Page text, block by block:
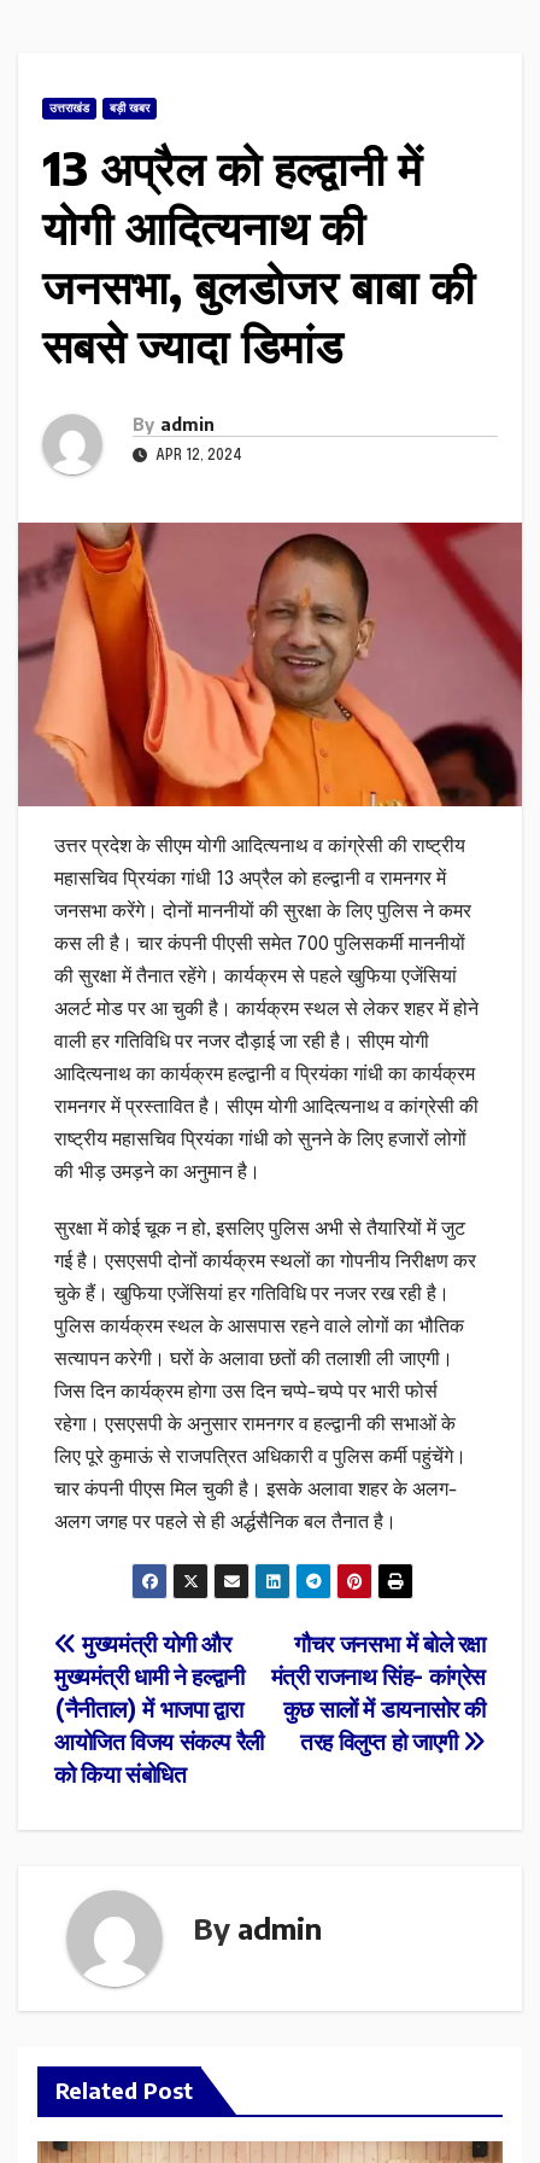
उत्तराखंड बड़ी खबर
13 अप्रैल को हल्द्वानी में
योगी आदित्यनाथ की
जनसभा, बुलडोजर बाबा की
सबसे ज्यादा डिमांड
By admin
APR 12, 2024
उत्तर प्रदेश के सीएम योगी आदित्यनाथ व कांग्रेसी की राष्ट्रीय
महासचिव प्रियंका गांधी 13 अप्रैल को हल्द्वानी व रामनगर में
जनसभा करेंगे। दोनों माननीयों की सुरक्षा के लिए पुलिस ने कमर
कस ली है। चार कंपनी पीएसी समेत 700 पुलिसकर्मी माननीयों
की सुरक्षा में तैनात रहेंगे। कार्यक्रम से पहले खुफिया एजेंसियां
अलर्ट मोड पर आ चुकी है। कार्यक्रम स्थल से लेकर शहर में होने
वाली हर गतिविधि पर नजर दौड़ाई जा रही है। सीएम योगी
आदित्यनाथ का कार्यक्रम हल्द्वानी व प्रियंका गांधी का कार्यक्रम
रामनगर में प्रस्तावित है। सीएम योगी आदित्यनाथ व कांग्रेसी की
राष्ट्रीय महासचिव प्रियंका गांधी को सुनने के लिए हजारों लोगों
की भीड़ उमड़ने का अनुमान है।
सुरक्षा में कोई चूक न हो, इसलिए पुलिस अभी से तैयारियों में जुट
गई है। एसएसपी दोनों कार्यक्रम स्थलों का गोपनीय निरीक्षण कर
चुके हैं। खुफिया एजेंसियां हर गतिविधि पर नजर रख रही है।
पुलिस कार्यक्रम स्थल के आसपास रहने वाले लोगों का भौतिक
सत्यापन करेगी। घरों के अलावा छतों की तलाशी ली जाएगी।
जिस दिन कार्यक्रम होगा उस दिन चप्पे-चप्पे पर भारी फोर्स
रहेगा। एसएसपी के अनुसार रामनगर व हल्द्वानी की सभाओं के
लिए पूरे कुमाऊं से राजपत्रित अधिकारी व पुलिस कर्मी पहुंचेंगे।
चार कंपनी पीएस मिल चुकी है। इसके अलावा शहर के अलग-
अलग जगह पर पहले से ही अर्द्धसैनिक बल तैनात है।
Post
navigation
गौचर जनसभा में बोले रक्षा
मंत्री राजनाथ सिंह- कांग्रेस
कुछ सालों में डायनासोर की
तरह विलुप्त हो जाएगी
मुख्यमंत्री योगी और
मुख्यमंत्री धामी ने हल्द्वानी
(नैनीताल) में भाजपा द्वारा
आयोजित विजय संकल्प रैली
को किया संबोधित
By admin
Related Post